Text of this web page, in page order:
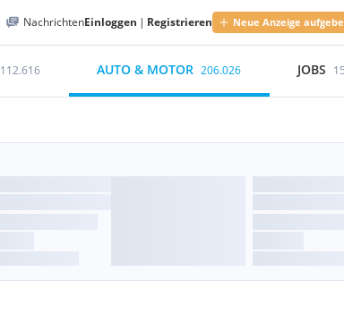
NachrichtenEinloggen | Registrieren Neue Anzeige
112.616 AUTO & MOTOR 206.026 JOBS